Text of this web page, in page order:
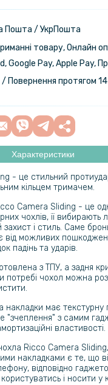
189 грн
299 грн
79 грн
129 грн
Glass 0,3мм 2,5D для
Pro, Transparent
159 грн
199 грн
плівка Hydrogel Film
3шт, Transparent
159 грн
плівка Hydrogel Film
191 грн
239 грн
Пошта / УкрПошта
товару, Онлайн
Google Pay, Apple Pay,
/ Повернення протягом 14
Характеристики
- це стильний
кільцем тримачем.
Camera Sliding - це
чохлів, її вибирають
захист і стиль. Саме
можливих
падінь та ударів.
з ТПУ, а задня
потребі чохол можна
накладки має
"зчеплення" з самим
властивості.
Ricco Camera Sliding,
накладками є те, що
відповідно
і носити у